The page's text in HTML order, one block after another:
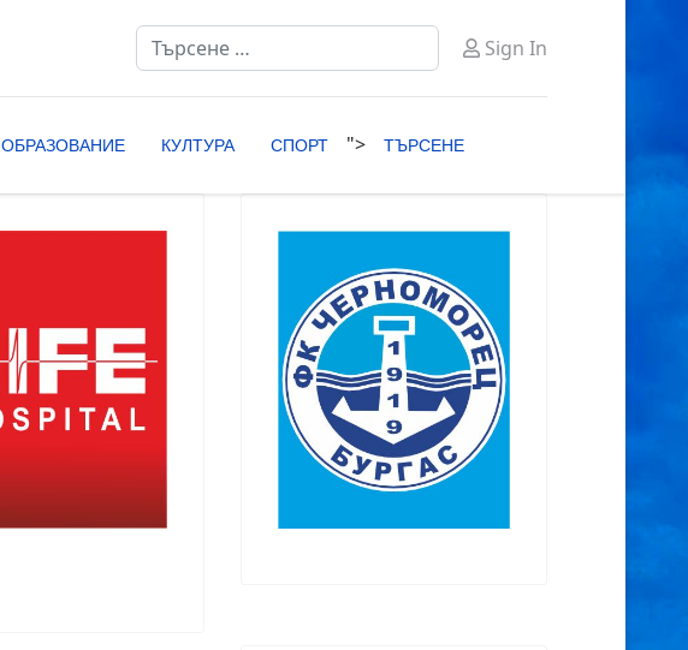
Търсене
Sign In
ОБРАЗОВАНИЕ КУЛТУРА СПОРТ "> ТЪРСЕНЕ